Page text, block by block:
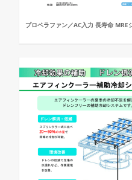
プロペラファン／AC入力 長寿命